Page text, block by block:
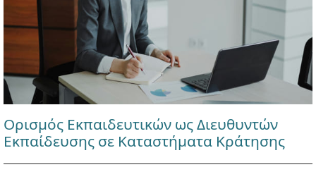
Ορισμός Εκπαιδευτικών ως Διευθυντών
Εκπαίδευσης σε Καταστήματα Κράτησης